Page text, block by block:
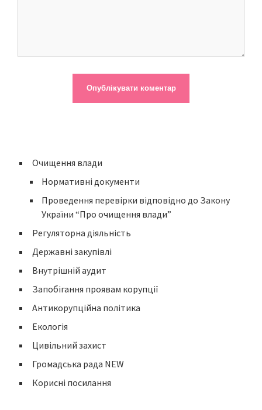
Очищення влади
Нормативні документи
Проведення перевірки відповідно до Закону
України “Про очищення влади”
Регуляторна діяльність
Державні закупівлі
Внутрішній аудит
Запобігання проявам корупції
Антикорупційна політика
Екологія
Цивільний захист
Громадська рада NEW
Корисні посилання